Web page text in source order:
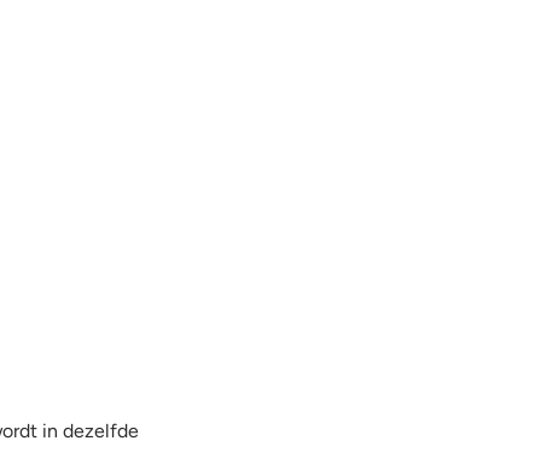
in dezelfde